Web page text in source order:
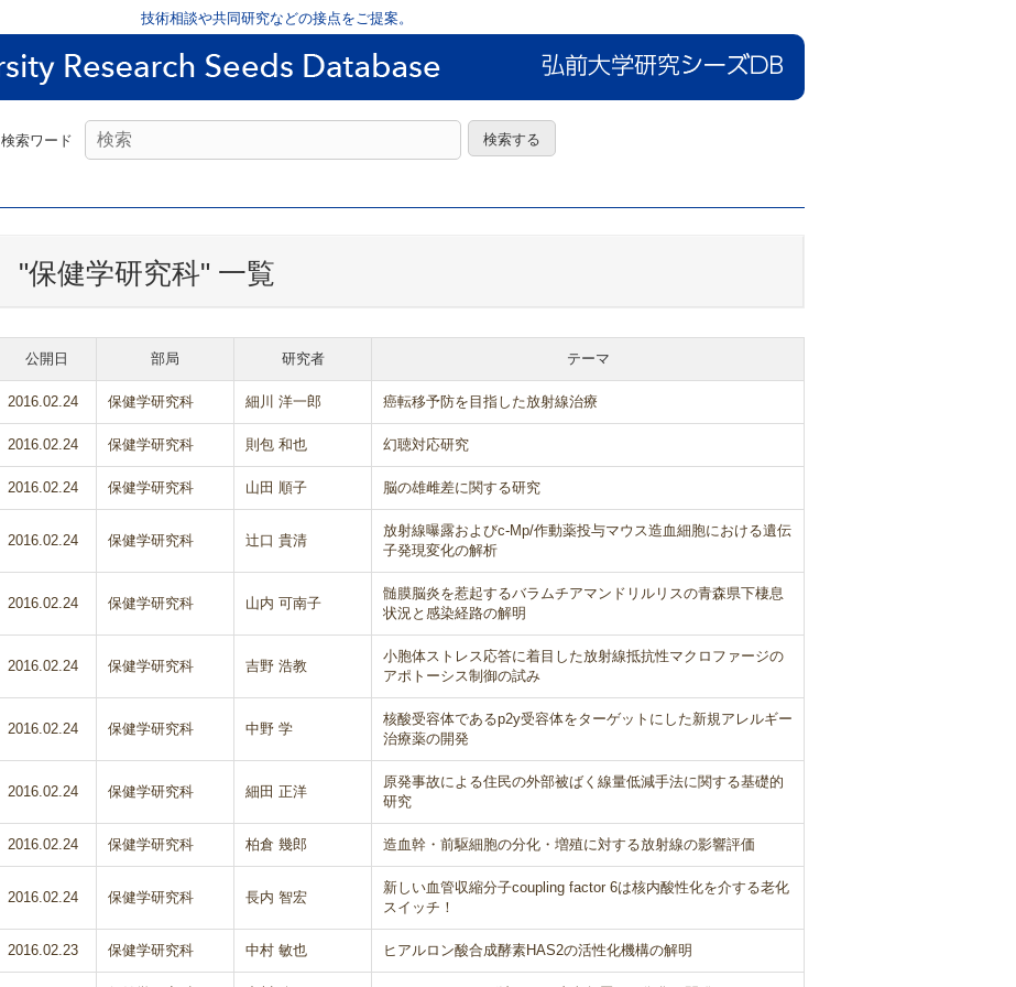
技術相談や共同研究などの接点をご提案。
検索ワード
"保健学研究科" 一覧
公開日 部局 研究者 テーマ
2016.02.24 保健学研究科 細川 洋一郎 癌転移予防を目指した放射線治療
2016.02.24 保健学研究科 則包 和也 幻聴対応研究
2016.02.24 保健学研究科 山田 順子 脳の雄雌差に関する研究
2016.02.24 保健学研究科 辻口 貴清
放射線曝露およびc-Mp/作動薬投与マウス造血細胞における遺伝
子発現変化の解析
2016.02.24 保健学研究科 山内 可南子
髄膜脳炎を惹起するバラムチアマンドリルリスの青森県下棲息
状況と感染経路の解明
2016.02.24 保健学研究科 吉野 浩教
小胞体ストレス応答に着目した放射線抵抗性マクロファージの
アポトーシス制御の試み
2016.02.24 保健学研究科 中野 学
核酸受容体であるp2y受容体をターゲットにした新規アレルギー
治療薬の開発
2016.02.24 保健学研究科 細田 正洋
原発事故による住民の外部被ばく線量低減手法に関する基礎的
研究
2016.02.24 保健学研究科 柏倉 幾郎 造血幹・前駆細胞の分化・増殖に対する放射線の影響評価
2016.02.24 保健学研究科 長内 智宏
新しい血管収縮分子coupling factor 6は核内酸性化を介する老化
スイッチ！
2016.02.23 保健学研究科 中村 敏也 ヒアルロン酸合成酵素HAS2の活性化機構の解明